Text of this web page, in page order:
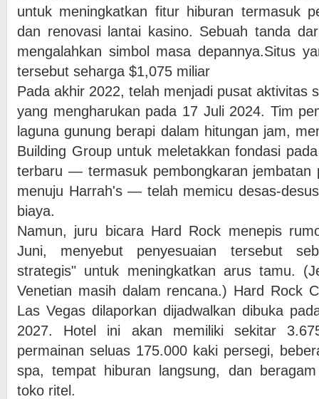
untuk meningkatkan fitur hiburan termasuk
dan renovasi lantai kasino. Sebuah tanda
mengalahkan simbol masa depannya.Situs
tersebut seharga $1,075 miliar
Pada akhir 2022, telah menjadi pusat aktivitas
yang mengharukan pada 17 Juli 2024. Tim
laguna gunung berapi dalam hitungan jam,
Building Group untuk meletakkan fondasi
terbaru — termasuk pembongkaran jembatan
menuju Harrah's — telah memicu desas-
biaya.
Namun, juru bicara Hard Rock menepis
Juni, menyebut penyesuaian tersebut
strategis" untuk meningkatkan arus tamu.
Venetian masih dalam rencana.) Hard Rock
Las Vegas dilaporkan dijadwalkan dibuka
2027. Hotel ini akan memiliki sekitar
permainan seluas 175.000 kaki persegi,
spa, tempat hiburan langsung, dan
toko ritel.